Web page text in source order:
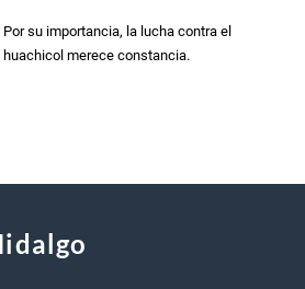
Por su importancia, la lucha contra el
huachicol merece constancia.